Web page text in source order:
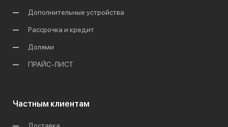
Дополнительные устройства
Рассрочка и кредит
Долями
ПРАЙС-ЛИСТ
Частным клиентам